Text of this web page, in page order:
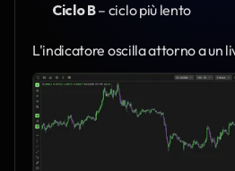
Ciclo B – ciclo più lento
L'indicatore oscilla attorno a un